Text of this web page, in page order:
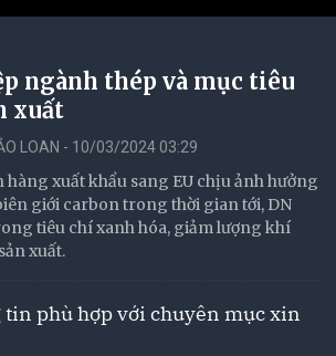
ngành thép và mục tiêu
xuất
LOAN - 10/03/2024 03:29
hàng xuất khẩu sang EU chịu ảnh hưởng
giới carbon trong thời gian tới, DN
tiêu chí xanh hóa, giảm lượng khí
xuất.
tin phù hợp với chuyên mục xin